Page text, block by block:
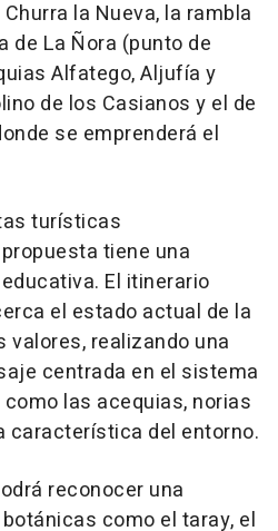
la Nueva, la rambla
de La Ñora (punto de
Alfatego, Aljufía y
de los Casianos y el de
se emprenderá el
turísticas
tiene una
El itinerario
el estado actual de la
valores, realizando una
centrada en el sistema
las acequias, norias
característica del entorno.
reconocer una
como el taray, el